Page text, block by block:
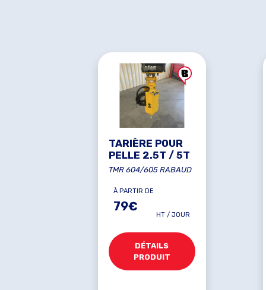
TARIÈRE POUR
PELLE 2.5T / 5T
TMR 604/605 RABAUD
À PARTIR DE
79€
HT / JOUR
DÉTAILS
PRODUIT